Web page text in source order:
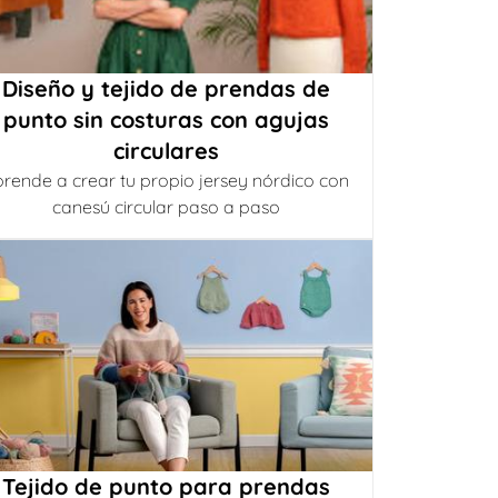
Diseño y tejido de prendas de
punto sin costuras con agujas
circulares
a crear tu propio jersey nórdico con
canesú circular paso a paso
Tejido de punto para prendas